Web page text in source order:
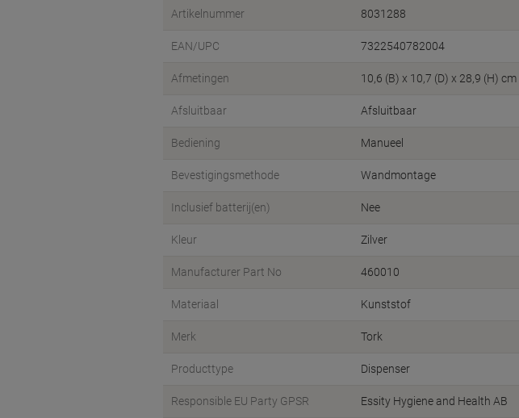
Artikelnummer 8031288
EAN/UPC 7322540782004
Afmetingen 10,6 (B) x 10,7 (D) x 28,9 (H) cm
Afsluitbaar Afsluitbaar
Bediening Manueel
Bevestigingsmethode Wandmontage
Inclusief batterij(en) Nee
Kleur Zilver
Manufacturer Part No 460010
Materiaal Kunststof
Merk Tork
Producttype Dispenser
Responsible EU Party GPSR Essity Hygiene and Health AB